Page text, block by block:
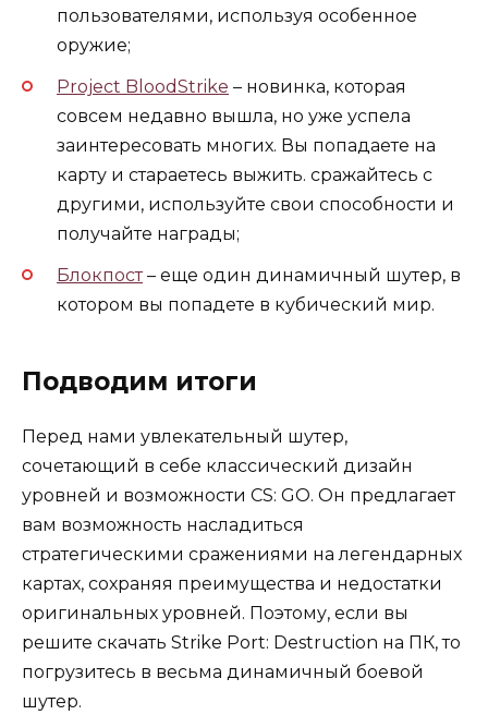
пользователями, используя особенное
оружие;
Project BloodStrike – новинка, которая
совсем недавно вышла, но уже успела
заинтересовать многих. Вы попадаете на
карту и стараетесь выжить. сражайтесь с
другими, используйте свои способности и
получайте награды;
Блокпост– еще один динамичный шутер, в
котором вы попадете в кубический мир.
Подводим итоги
Перед нами увлекательный шутер,
сочетающий в себе классический дизайн
уровней и возможности CS: GO. Он предлагает
вам возможность насладиться
стратегическими сражениями на легендарных
картах, сохраняя преимущества и недостатки
оригинальных уровней. Поэтому, если вы
решите скачать Strike Port: Destruction на ПК, то
погрузитесь в весьма динамичный боевой
шутер.